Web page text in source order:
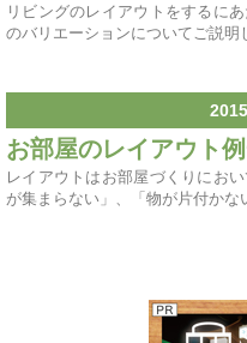
リビングのレイアウトをするに
のバリエーションについてご説
お部屋のレイアウト
レイアウトはお部屋づくりにお
が集まらない」、「物が片付か